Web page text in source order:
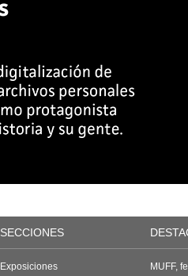
SECCIONES
Exposiciones
MUFF,